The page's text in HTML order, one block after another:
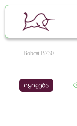
Bobcat B730
იყიდება